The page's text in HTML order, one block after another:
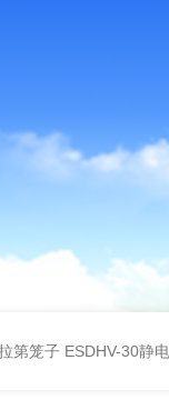
第笼子 ESDHV-30静